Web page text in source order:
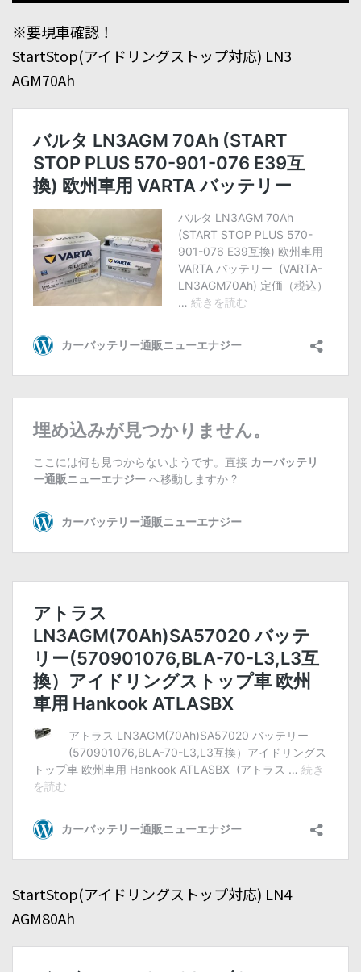
※要現車確認！
StartStop(アイドリングストップ対応) LN3
AGM70Ah
StartStop(アイドリングストップ対応) LN4
AGM80Ah